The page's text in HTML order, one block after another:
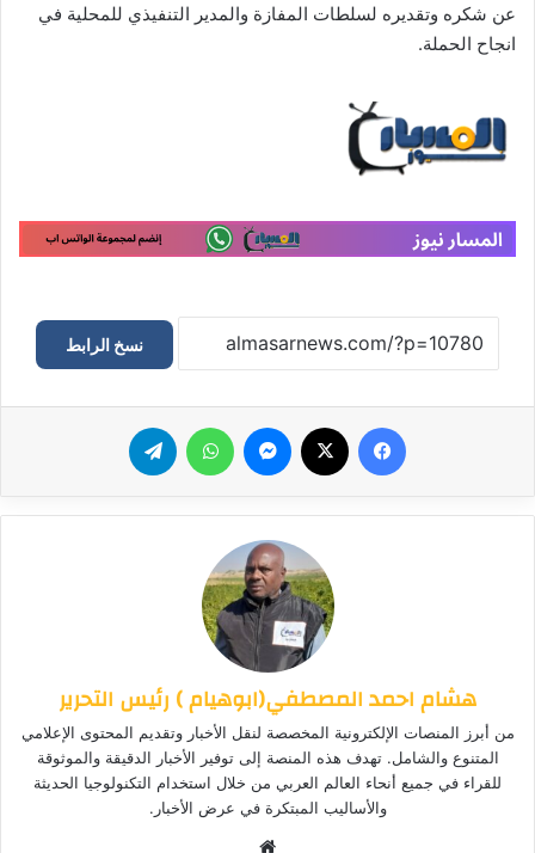
عن شكره وتقديره لسلطات المفازة والمدير التنفيذي للمحلية في
انجاح الحملة.
نسخ الرابط
هشام احمد المصطفي(ابوهيام ) رئيس التحرير
من أبرز المنصات الإلكترونية المخصصة لنقل الأخبار وتقديم المحتوى الإعلامي
المتنوع والشامل. تهدف هذه المنصة إلى توفير الأخبار الدقيقة والموثوقة
للقراء في جميع أنحاء العالم العربي من خلال استخدام التكنولوجيا الحديثة
والأساليب المبتكرة في عرض الأخبار.